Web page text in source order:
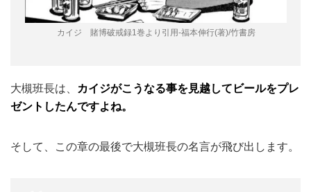
カイジ 賭博破戒録1巻より引用-福本伸行(著)/竹書房
大槻班長は、
カイジがこうなる事を見越してビールをプレ
ゼントしたんですよね。
そして、この章の最後で大槻班長の名言が飛び出します。